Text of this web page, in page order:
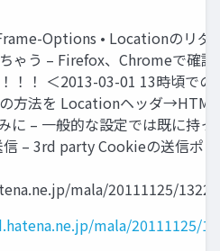
Options • Locationのリダ
ゃう – Firefox、Chromeで確認
！！ ＜2013-03-01 13時頃での
方法を Locationヘッダ
に – 一般的な設定では既に持っ
– 3rd party Cookieの送信ポ
mala/20111125/
mala/20111125/